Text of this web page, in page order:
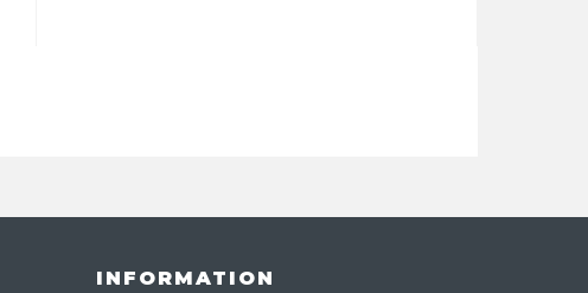
INFORMATION